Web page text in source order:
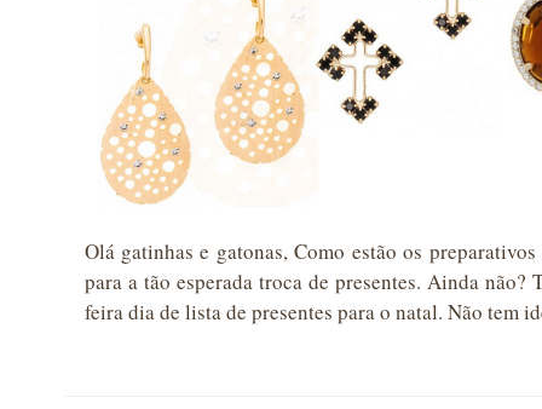
Olá gatinhas e gatonas, Como estão os
para a tão esperada troca de presentes. Ainda
feira dia de lista de presentes para o natal. Não tem